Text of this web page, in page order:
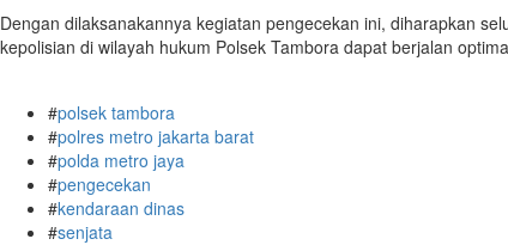
Dengan dilaksanakannya kegiatan pengecekan ini, diharapkan
kepolisian di wilayah hukum Polsek Tambora dapat berjalan
#polsek tambora
#polres metro jakarta barat
#polda metro jaya
#pengecekan
#kendaraan dinas
#senjata